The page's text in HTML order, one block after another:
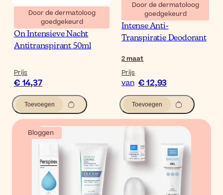
Door de dermatoloog
goedgekeurd
Martiderm Driosec Roll-
On Intensieve Nacht
Antitranspirant 50ml
Prijs
€ 14,37
Toevoegen
Door de dermatoloog
goedgekeurd
SVR Spirial Crème 48u
Intense Anti-
Transpiratie Deodorant
2maat
Prijs
van € 12,93
Toevoegen
Bloggen